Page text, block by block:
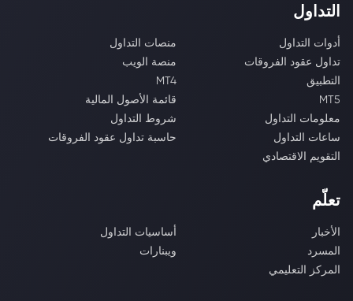
التداول
أدوات التداول
منصات التداول
تداول عقود الفروقات
منصة الويب
التطبيق
MT4
MT5
قائمة الأصول المالية
معلومات التداول
شروط التداول
ساعات التداول
حاسبة تداول عقود الفروقات
التقويم الاقتصادي
تعلّم
الأخبار
أساسيات التداول
المسرد
ويبنارات
المركز التعليمي